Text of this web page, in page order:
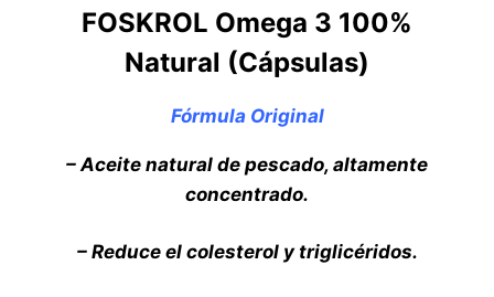
FOSKROL Omega 3 100%
Natural (Cápsulas)
Fórmula Original
– Aceite natural de pescado, altamente
concentrado.
– Reduce el colesterol y triglicéridos.